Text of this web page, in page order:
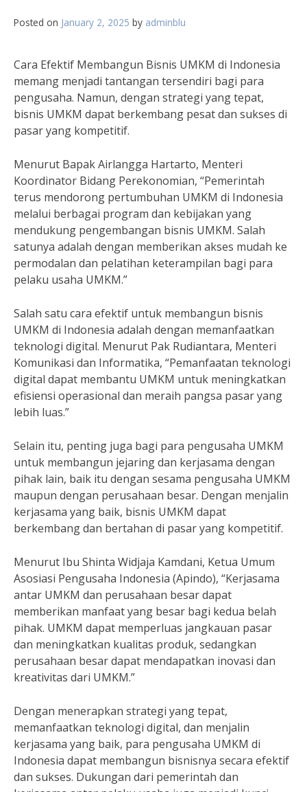
Posted on January 2, 2025 by adminblu
Cara Efektif Membangun Bisnis UMKM di Indonesia
memang menjadi tantangan tersendiri bagi para
pengusaha. Namun, dengan strategi yang tepat,
bisnis UMKM dapat berkembang pesat dan sukses di
pasar yang kompetitif.
Menurut Bapak Airlangga Hartarto, Menteri
Koordinator Bidang Perekonomian, “Pemerintah
terus mendorong pertumbuhan UMKM di Indonesia
melalui berbagai program dan kebijakan yang
mendukung pengembangan bisnis UMKM. Salah
satunya adalah dengan memberikan akses mudah ke
permodalan dan pelatihan keterampilan bagi para
pelaku usaha UMKM.”
Salah satu cara efektif untuk membangun bisnis
UMKM di Indonesia adalah dengan memanfaatkan
teknologi digital. Menurut Pak Rudiantara, Menteri
Komunikasi dan Informatika, “Pemanfaatan teknologi
digital dapat membantu UMKM untuk meningkatkan
efisiensi operasional dan meraih pangsa pasar yang
lebih luas.”
Selain itu, penting juga bagi para pengusaha UMKM
untuk membangun jejaring dan kerjasama dengan
pihak lain, baik itu dengan sesama pengusaha UMKM
maupun dengan perusahaan besar. Dengan menjalin
kerjasama yang baik, bisnis UMKM dapat
berkembang dan bertahan di pasar yang kompetitif.
Menurut Ibu Shinta Widjaja Kamdani, Ketua Umum
Asosiasi Pengusaha Indonesia (Apindo), “Kerjasama
antar UMKM dan perusahaan besar dapat
memberikan manfaat yang besar bagi kedua belah
pihak. UMKM dapat memperluas jangkauan pasar
dan meningkatkan kualitas produk, sedangkan
perusahaan besar dapat mendapatkan inovasi dan
kreativitas dari UMKM.”
Dengan menerapkan strategi yang tepat,
memanfaatkan teknologi digital, dan menjalin
kerjasama yang baik, para pengusaha UMKM di
Indonesia dapat membangun bisnisnya secara efektif
dan sukses. Dukungan dari pemerintah dan